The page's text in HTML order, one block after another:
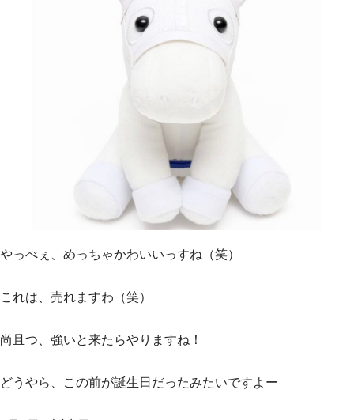
やっべぇ、めっちゃかわいいっすね（笑）
これは、売れますわ（笑）
尚且つ、強いと来たらやりますね！
どうやら、この前が誕生日だったみたいですよー